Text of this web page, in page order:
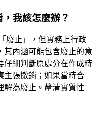
我該怎麼辦？
廢止」，但實務上行政
其內涵可能包含廢止的意
仔細判斷原處分在作成時
主張撤銷；如果當時合
解為廢止。釐清實質性